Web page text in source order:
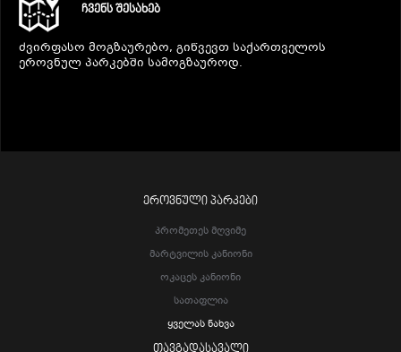
ᲩᲕᲔᲜᲡ ᲨᲔᲡᲐᲮᲔᲑ
ძვირფასო მოგზაურებო, გიწვევთ საქართველოს
ეროვნულ პარკებში სამოგზაუროდ.
ᲔᲠᲝᲕᲜᲣᲚᲘ ᲞᲐᲠᲙᲔᲑᲘ
Პრომეთეს Მღვიმე
Მარტვილის Კანიონი
Ოკაცეს Კანიონი
Სათაფლია
Ყველას Ნახვა
ᲗᲐᲕᲒᲐᲓᲐᲡᲐᲕᲐᲚᲘ